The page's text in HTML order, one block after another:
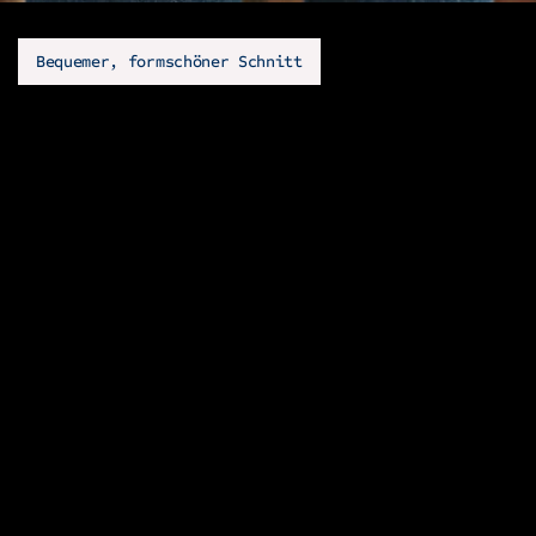
Bequemer, formschöner Schnitt